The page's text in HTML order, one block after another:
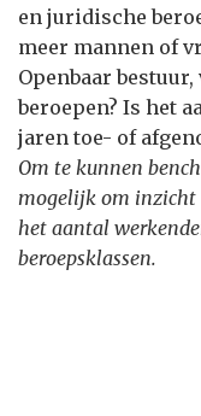
en juridische
meer mannen of
Openbaar
beroepen? Is het
jaren toe- of
Om te kunnen
mogelijk om inzicht
het aantal
beroepsklassen.